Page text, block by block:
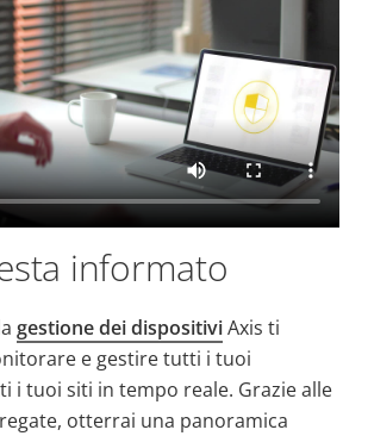
informato
gestione dei dispositiviAxis ti
e gestire tutti i tuoi
i tuoi siti in tempo reale. Grazie alle
otterrai una panoramica